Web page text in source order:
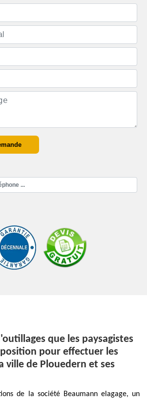
que les paysagistes
pour effectuer les
ville de Plouedern et ses
de la société Beaumann elagage, un